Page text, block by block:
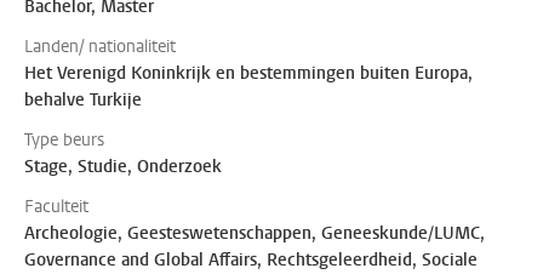
Bachelor, Master
Landen/ nationaliteit
Het Verenigd Koninkrijk en bestemmingen buiten Europa,
behalve Turkije
Type beurs
Stage, Studie, Onderzoek
Faculteit
Archeologie, Geesteswetenschappen, Geneeskunde/LUMC,
Governance and Global Affairs, Rechtsgeleerdheid, Sociale